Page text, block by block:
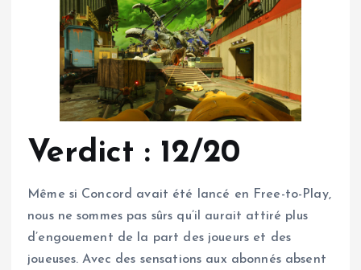
Verdict : 12/20
Même si Concord avait été lancé en Free-to-Play,
nous ne sommes pas sûrs qu’il aurait attiré plus
d’engouement de la part des joueurs et des
joueuses. Avec des sensations aux abonnés absent